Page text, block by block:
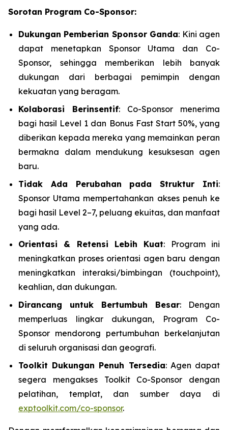
Sorotan Program Co-Sponsor:
Dukungan Pemberian Sponsor Ganda: Kini agen
dapat menetapkan Sponsor Utama dan Co-
Sponsor, sehingga memberikan lebih banyak
dukungan dari berbagai pemimpin dengan
kekuatan yang beragam.
Kolaborasi Berinsentif: Co-Sponsor menerima
bagi hasil Level 1 dan Bonus Fast Start 50%, yang
diberikan kepada mereka yang memainkan peran
bermakna dalam mendukung kesuksesan agen
baru.
Tidak Ada Perubahan pada Struktur Inti:
Sponsor Utama mempertahankan akses penuh ke
bagi hasil Level 2–7, peluang ekuitas, dan manfaat
yang ada.
Orientasi & Retensi Lebih Kuat: Program ini
meningkatkan proses orientasi agen baru dengan
meningkatkan interaksi/bimbingan (touchpoint),
keahlian, dan dukungan.
Dirancang untuk Bertumbuh Besar: Dengan
memperluas lingkar dukungan, Program Co-
Sponsor mendorong pertumbuhan berkelanjutan
di seluruh organisasi dan geografi.
Toolkit Dukungan Penuh Tersedia: Agen dapat
segera mengakses Toolkit Co-Sponsor dengan
pelatihan, templat, dan sumber daya di
exptoolkit.com/co-sponsor.